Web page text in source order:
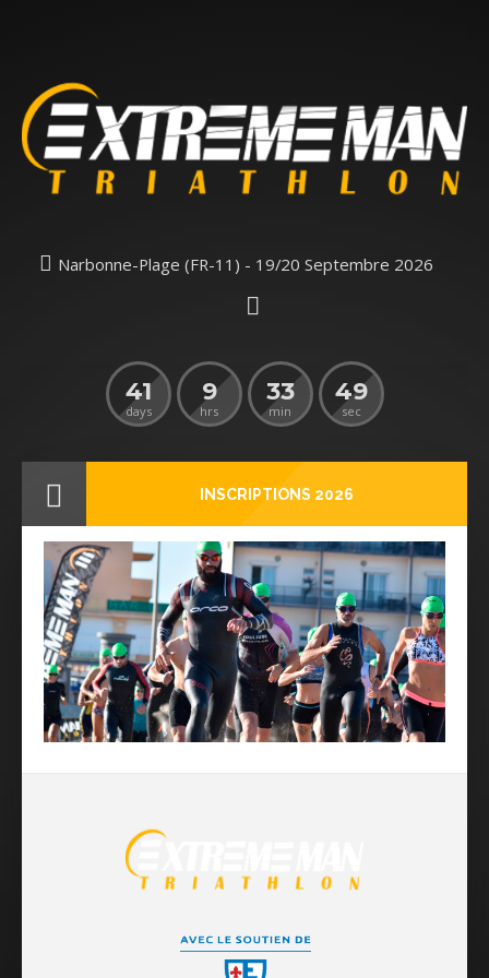
Narbonne-Plage (FR-11) - 19/20 Septembre 2026
41
days
9
hrs
33
min
49
sec
INSCRIPTIONS 2026